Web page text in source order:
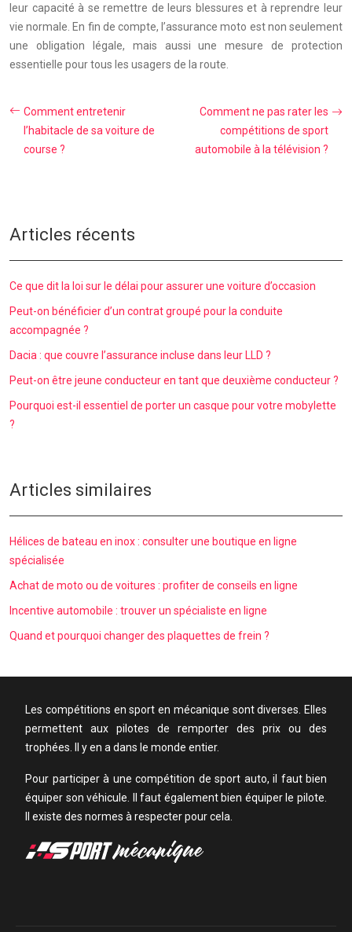
leur capacité à se remettre de leurs blessures et à reprendre leur
vie normale. En fin de compte, l’assurance moto est non seulement
une obligation légale, mais aussi une mesure de protection
essentielle pour tous les usagers de la route.
Comment entretenir
l’habitacle de sa voiture de
course ?
Comment ne pas rater les
compétitions de sport
automobile à la télévision ?
Articles récents
Ce que dit la loi sur le délai pour assurer une voiture d’occasion
Peut-on bénéficier d’un contrat groupé pour la conduite
accompagnée ?
Dacia : que couvre l’assurance incluse dans leur LLD ?
Peut-on être jeune conducteur en tant que deuxième conducteur ?
Pourquoi est-il essentiel de porter un casque pour votre mobylette
?
Articles similaires
Hélices de bateau en inox : consulter une boutique en ligne
spécialisée
Achat de moto ou de voitures : profiter de conseils en ligne
Incentive automobile : trouver un spécialiste en ligne
Quand et pourquoi changer des plaquettes de frein ?
Les compétitions en sport en mécanique sont diverses. Elles
permettent aux pilotes de remporter des prix ou des
trophées. Il y en a dans le monde entier.
Pour participer à une compétition de sport auto, il faut bien
équiper son véhicule. Il faut également bien équiper le pilote.
Il existe des normes à respecter pour cela.